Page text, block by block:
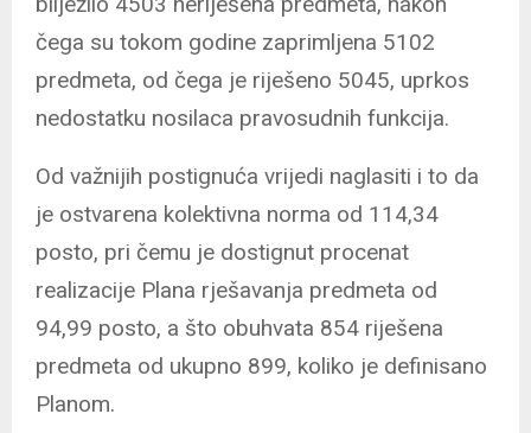
čega su tokom godine zaprimljena 5102
predmeta, od čega je riješeno 5045, uprkos
nedostatku nosilaca pravosudnih funkcija.
Od važnijih postignuća vrijedi naglasiti i to da
je ostvarena kolektivna norma od 114,34
posto, pri čemu je dostignut procenat
realizacije Plana rješavanja predmeta od
94,99 posto, a što obuhvata 854 riješena
predmeta od ukupno 899, koliko je definisano
Planom.